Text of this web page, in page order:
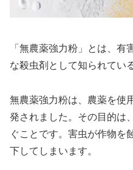
「無農薬強力粉」とは、有
な殺虫剤として知られてい
無農薬強力粉は、農薬を使
発されました。その目的は
ぐことです。害虫が作物を
下してしまいます。